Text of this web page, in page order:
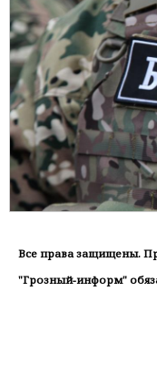
Все права защищены.
"Грозный-информ"